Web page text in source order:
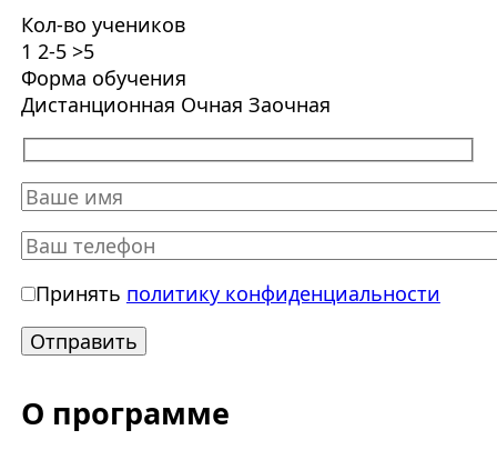
Кол-во учеников
1 2-5 >5
Форма обучения
Дистанционная Очная Заочная
Принять политику конфиденциальности
О программе